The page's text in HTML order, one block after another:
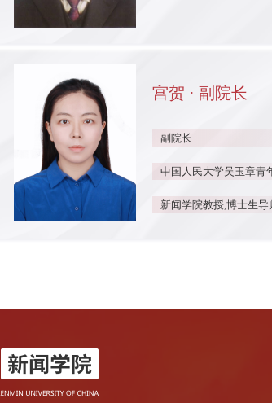
宫贺 · 副院长
副院长
中国人民大学吴玉章青
新闻学院教授,博士生导